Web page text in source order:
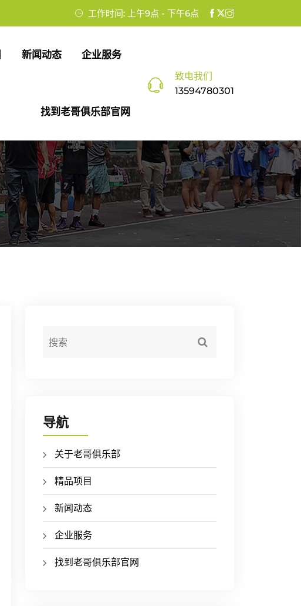
工作时间: 上午9点 - 下午6点
新闻动态 企业服务
找到老哥俱乐部官网
致电我们
13594780301
导航
关于老哥俱乐部
精品项目
新闻动态
企业服务
找到老哥俱乐部官网